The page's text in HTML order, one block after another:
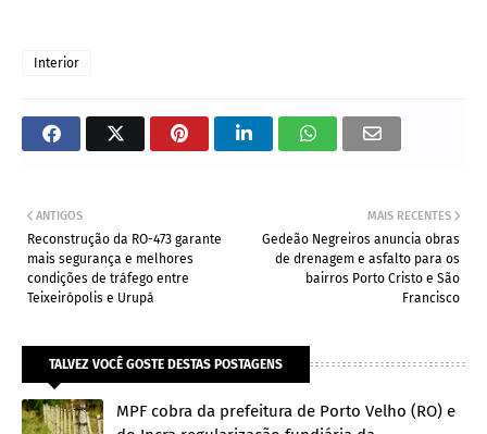
Interior
MAIS RECENTES
Gedeão Negreiros anuncia obras
de drenagem e asfalto para os
bairros Porto Cristo e São
Francisco
ANTIGOS
Reconstrução da RO-473 garante
mais segurança e melhores
condições de tráfego entre
Teixeirópolis e Urupá
TALVEZ VOCÊ GOSTE DESTAS POSTAGENS
MPF cobra da prefeitura de Porto Velho (RO) e